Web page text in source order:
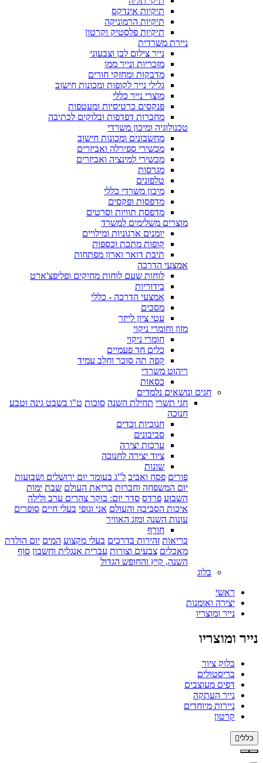
תיקיות אינדקס
תיקיות הרמוניקה
תיקיות פלסטיק וקרטון
ניירת משרדית
נייר צילום לבן וצבעוני
מזכריות ונייר ממו
מדבקות ומחזקי חורים
גלילי נייר לקופות ומכונות חישוב
מוצרי נייר כללי
פנקסים כרטיסיות ומעטפות
מחברות דפדפות ובלוקים לכתיבה
טכנולוגיה ומיכון משרדי
מחשבונים ומכונות חישוב
מכשירי ספירלה ואביזרים
מכשירי למינציה ואביזרים
מגרסות
טלפונים
מיכון משרדי כללי
מדפסות ופקסים
מדפסת תוויות וסרטים
מוצרים משלימים למשרד
יומנים ארגוניות ומילויים
קופות מתכת וכספות
תיבת דואר וארון מפתחות
אמצעי הדרכה
לוחות שעם לוחות מחיקים ופליפצ'ארט
בידוריות
אמצעי הדרכה - כללי
מסכים
עטי ציון לייזר
מזון וחומרי ניקוי
חומרי ניקוי
כלים חד פעמיים
קפה תה סוכר וחלב עמיד
ריהוט משרדי
כסאות
חגים ונושאים נלמדים
חגי תשרי תחילת השנה סוכות ט"ו בשבט גינה וטבע
חנוכה
חנוכיות וכדים
סביבונים
ערכות יצירה
ציוד יצירה לחנוכה
שונות
פורים פסח ואביב ל"ג בעומר יום ירושלים ושבועות
יום המשפחה וחברות בריאת העולם שבת ימות
השבוע פרדס סדר יום: בוקר צהרים ערב ולילה
איכות הסביבה והעולם אני וגופי בעלי חיים סופרים
עונות השנה ומזג האוויר
חורף
בריאות זהירות בדרכים בעלי מקצוע המים יום הולדת
מאכלים צבעים וצורות עברית אנגלית וחשבון סוף
השנה, קיץ והחופש הגדול
בלוג
ראשי
יצירה ואומנות
נייר ומוצריו
נייר ומוצריו
בלוק ציור
בריסטולים
דפים מעוצבים
נייר העתקה
ניירות מיוחדים
קרטון
כללי